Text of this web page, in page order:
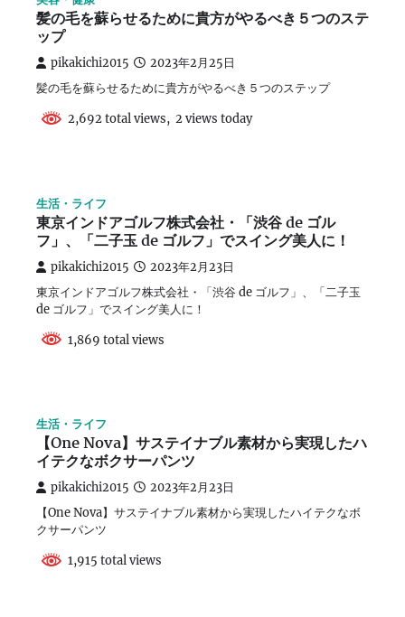
髪の毛を蘇らせるために貴方がやるべき５つのステ
ップ
pikakichi2015 2023年2月25日
髪の毛を蘇らせるために貴方がやるべき５つのステップ
2,692 total views, 2 views today
生活・ライフ
東京インドアゴルフ株式会社・「渋谷 de ゴル
フ」、「二子玉 de ゴルフ」でスイング美人に！
pikakichi2015 2023年2月23日
東京インドアゴルフ株式会社・「渋谷 de ゴルフ」、「二子玉
de ゴルフ」でスイング美人に！
1,869 total views
生活・ライフ
【One Nova】サステイナブル素材から実現したハ
イテクなボクサーパンツ
pikakichi2015 2023年2月23日
【One Nova】サステイナブル素材から実現したハイテクなボ
クサーパンツ
1,915 total views